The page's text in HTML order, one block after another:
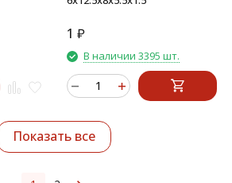
1 ₽
В наличии 3395 шт.
Показать все